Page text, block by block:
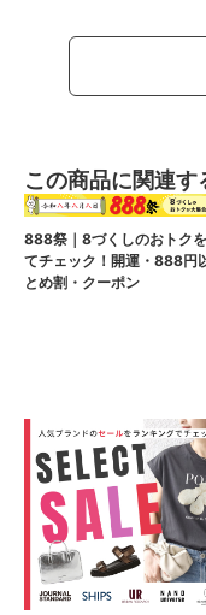
この商品に関連す
888祭｜8づくしのおトク
てチェック！開運・888円
とめ割・クーポン